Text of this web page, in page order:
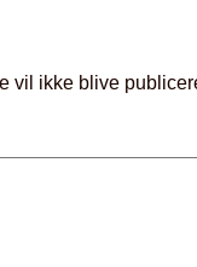
vil ikke blive